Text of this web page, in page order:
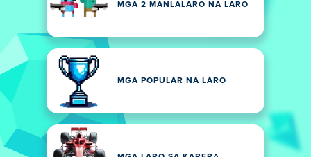
MGA 2 MANLALARO NA LARO
MGA POPULAR NA LARO